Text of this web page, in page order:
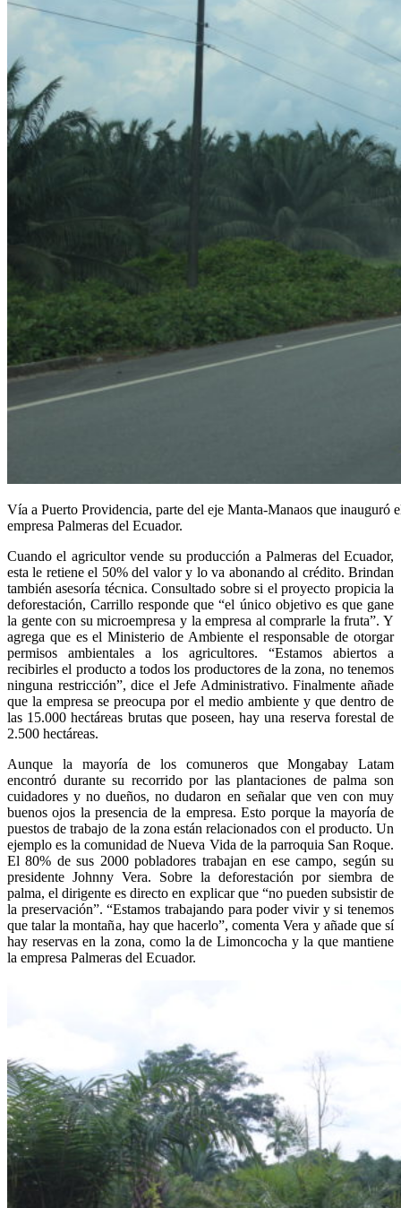
Vía a Puerto Providencia, parte del eje Manta-Manaos que inauguró
empresa Palmeras del Ecuador.
Cuando el agricultor vende su producción a Palmeras del Ecuador,
esta le retiene el 50% del valor y lo va abonando al crédito. Brindan
también asesoría técnica. Consultado sobre si el proyecto propicia la
deforestación, Carrillo responde que “el único objetivo es que gane
la gente con su microempresa y la empresa al comprarle la fruta”. Y
agrega que es el Ministerio de Ambiente el responsable de otorgar
permisos ambientales a los agricultores. “Estamos abiertos a
recibirles el producto a todos los productores de la zona, no tenemos
ninguna restricción”, dice el Jefe Administrativo. Finalmente añade
que la empresa se preocupa por el medio ambiente y que dentro de
las 15.000 hectáreas brutas que poseen, hay una reserva forestal de
2.500 hectáreas.
Aunque la mayoría de los comuneros que Mongabay Latam
encontró durante su recorrido por las plantaciones de palma son
cuidadores y no dueños, no dudaron en señalar que ven con muy
buenos ojos la presencia de la empresa. Esto porque la mayoría de
puestos de trabajo de la zona están relacionados con el producto. Un
ejemplo es la comunidad de Nueva Vida de la parroquia San Roque.
El 80% de sus 2000 pobladores trabajan en ese campo, según su
presidente Johnny Vera. Sobre la deforestación por siembra de
palma, el dirigente es directo en explicar que “no pueden subsistir de
la preservación”. “Estamos trabajando para poder vivir y si tenemos
que talar la montaña, hay que hacerlo”, comenta Vera y añade que sí
hay reservas en la zona, como la de Limoncocha y la que mantiene
la empresa Palmeras del Ecuador.